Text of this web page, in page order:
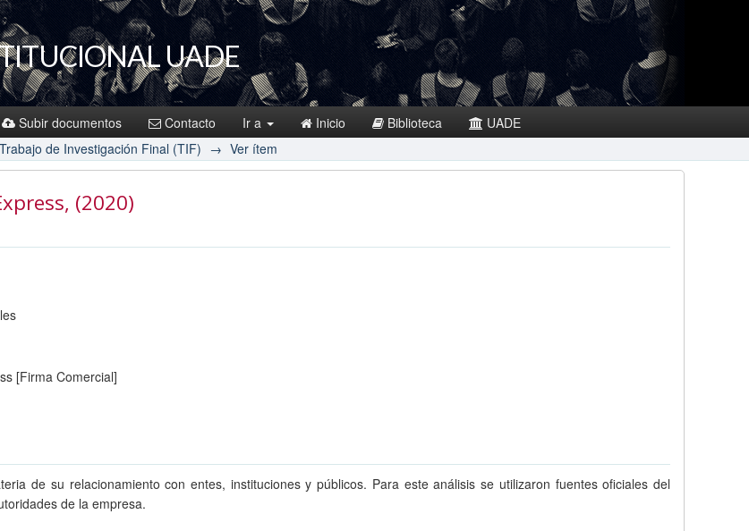
UADE
Subir documentos Contacto Ir a Inicio Biblioteca
UADE
Trabajo de Investigación Final (TIF) → Ver ítem
, (2020)
[Firma Comercial]
de su relacionamiento con entes, instituciones y públicos. Para este análisis se utilizaron fuentes oficiales del
de la empresa.